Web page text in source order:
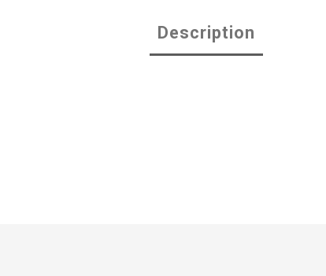
Description